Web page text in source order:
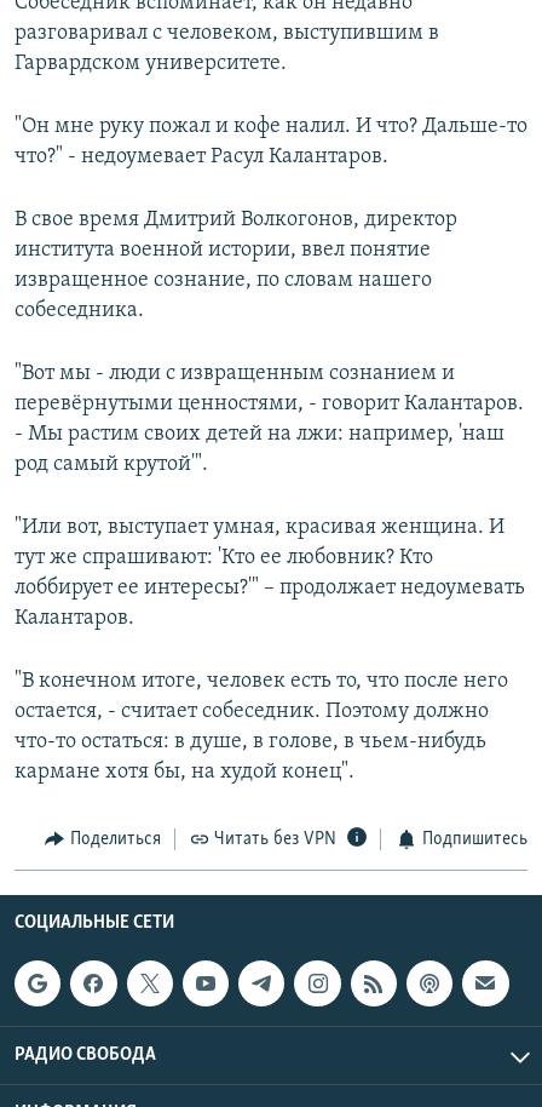
разговаривал с человеком, выступившим в
Гарвардском университете.
"Он мне руку пожал и кофе налил. И что? Дальше-то
что?" - недоумевает Расул Калантаров.
В свое время Дмитрий Волкогонов, директор
института военной истории, ввел понятие
извращенное сознание, по словам нашего
собеседника.
"Вот мы - люди с извращенным сознанием и
перевёрнутыми ценностями, - говорит Калантаров.
- Мы растим своих детей на лжи: например, 'наш
род самый крутой'".
"Или вот, выступает умная, красивая женщина. И
тут же спрашивают: 'Кто ее любовник? Кто
лоббирует ее интересы?'" – продолжает недоумевать
Калантаров.
"В конечном итоге, человек есть то, что после него
остается, - считает собеседник. Поэтому должно
что-то остаться: в душе, в голове, в чьем-нибудь
кармане хотя бы, на худой конец".
Поделиться Читать без VPN Подпишитесь
СОЦИАЛЬНЫЕ СЕТИ
РАДИО СВОБОДА